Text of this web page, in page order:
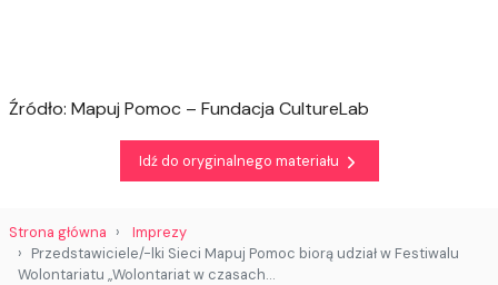
Źródło: Mapuj Pomoc – Fundacja CultureLab
Idź do oryginalnego materiału
Strona główna
Imprezy
Przedstawiciele/-lki Sieci Mapuj Pomoc biorą udział w Festiwalu
Wolontariatu „Wolontariat w czasach…